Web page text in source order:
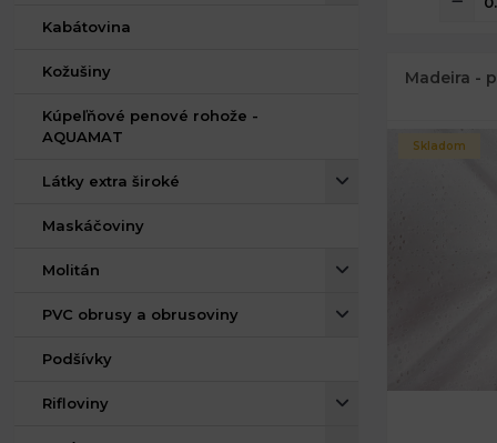
Kabátovina
Kožušiny
Kúpeľňové penové rohože -
AQUAMAT
Látky extra široké
Maskáčoviny
Molitán
PVC obrusy a obrusoviny
Podšívky
Rifloviny
Madeira -
Skladom